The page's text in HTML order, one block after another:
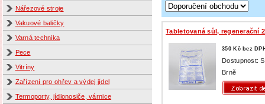
Nářezové stroje
Vakuové baličky
Varná technika
Pece
Vitríny
Zařízení pro ohřev a výdej jídel
Termoporty, jídlonosiče, várnice
Tabletovaná sůl, regenerační
350 Kč bez
Dostupnost:
Brně